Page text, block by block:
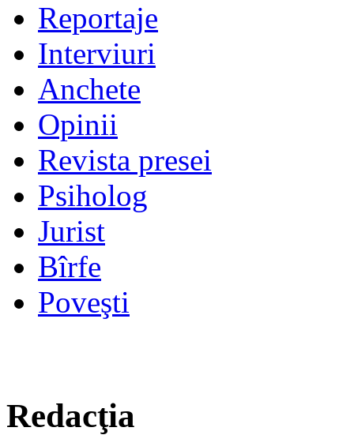
Reportaje
Interviuri
Anchete
Opinii
Revista presei
Psiholog
Jurist
Bîrfe
Poveşti
Redacţia